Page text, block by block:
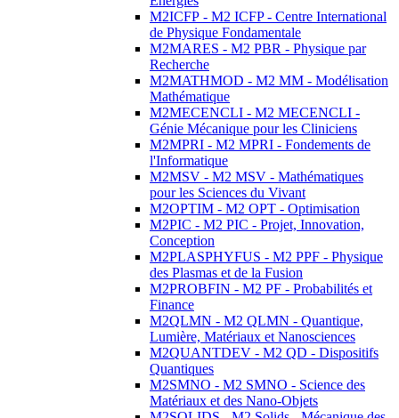
M2ICFP - M2 ICFP - Centre International
de Physique Fondamentale
M2MARES - M2 PBR - Physique par
Recherche
M2MATHMOD - M2 MM - Modélisation
Mathématique
M2MECENCLI - M2 MECENCLI -
Génie Mécanique pour les Cliniciens
M2MPRI - M2 MPRI - Fondements de
l'Informatique
M2MSV - M2 MSV - Mathématiques
pour les Sciences du Vivant
M2OPTIM - M2 OPT - Optimisation
M2PIC - M2 PIC - Projet, Innovation,
Conception
M2PLASPHYFUS - M2 PPF - Physique
des Plasmas et de la Fusion
M2PROBFIN - M2 PF - Probabilités et
Finance
M2QLMN - M2 QLMN - Quantique,
Lumière, Matériaux et Nanosciences
M2QUANTDEV - M2 QD - Dispositifs
Quantiques
M2SMNO - M2 SMNO - Science des
Matériaux et des Nano-Objets